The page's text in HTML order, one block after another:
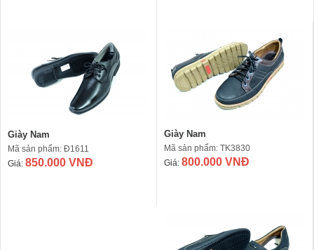
Giày Nam
Mã sản phẩm: Đ1611
Giá: 850.000 VNĐ
Giày Nam
Mã sản phẩm: TK3830
Giá: 800.000 VNĐ